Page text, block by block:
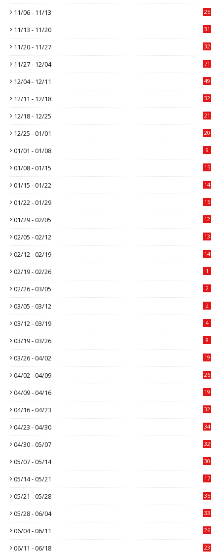
11/06 - 11/13 25
11/13 - 11/20 31
11/20 - 11/27 32
11/27 - 12/04 71
12/04 - 12/11 49
12/11 - 12/18 32
12/18 - 12/25 21
12/25 - 01/01 20
01/01 - 01/08 9
01/08 - 01/15 15
01/15 - 01/22 14
01/22 - 01/29 15
01/29 - 02/05 12
02/05 - 02/12 13
02/12 - 02/19 14
02/19 - 02/26 1
02/26 - 03/05 2
03/05 - 03/12 2
03/12 - 03/19 4
03/19 - 03/26 8
03/26 - 04/02 19
04/02 - 04/09 26
04/09 - 04/16 19
04/16 - 04/23 32
04/23 - 04/30 34
04/30 - 05/07 32
05/07 - 05/14 30
05/14 - 05/21 17
05/21 - 05/28 35
05/28 - 06/04 33
06/04 - 06/11 26
06/11 - 06/18 23